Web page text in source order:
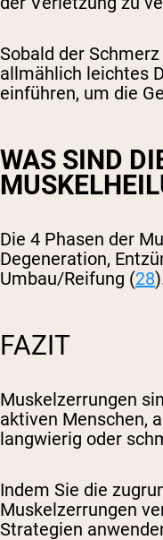
Sobald der
allmählich leichtes
einführen, um die
WAS SIND
Die 4 Phasen der
Degeneration,
Umbau/Reifung (28
FAZIT
Muskelzerrungen
aktiven Menschen,
langwierig oder
Indem Sie die
Muskelzerrungen
Strategien